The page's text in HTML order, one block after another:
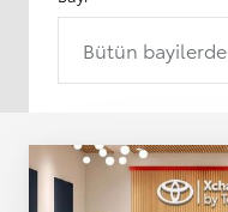
Bütün bayilerde